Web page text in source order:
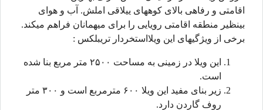
اقامتی و رفاهی بالای کوههای ییلاقی املش. آب و هوای
بینظیر منطقه اقامتی رویایی را برای میهمانان فراهم میکند.
برخی از ویژگیهای این ویلااستخردار تریبلکس :
این ویلا در زمینی به مساحت ۲۵۰۰ متر مربع بنا شده
است.
زیر بنای مفید این ویلا ۶۰۰ مترمربع است و ۳۰۰ متر
روف گاردن دارد.